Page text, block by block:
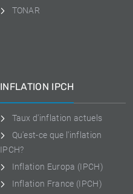
TONAR
INFLATION IPCH
Taux d'inflation actuels
Qu'est-ce que l'inflation
IPCH?
Inflation Europa (IPCH)
Inflation France (IPCH)